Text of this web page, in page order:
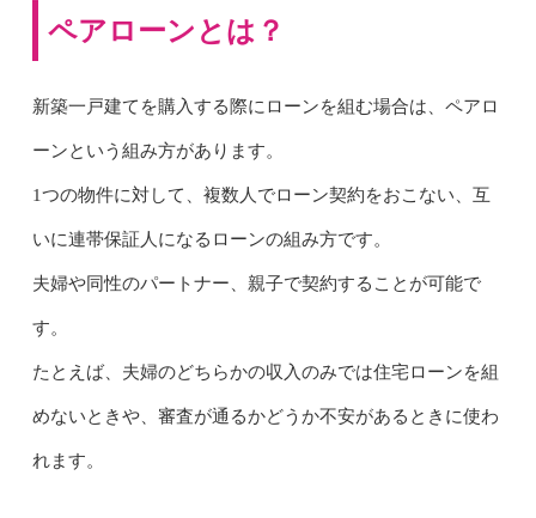
ペアローンとは？
新築一戸建てを購入する際にローンを組む場合は、ペアロ
ーンという組み方があります。
1つの物件に対して、複数人でローン契約をおこない、互
いに連帯保証人になるローンの組み方です。
夫婦や同性のパートナー、親子で契約することが可能で
す。
たとえば、夫婦のどちらかの収入のみでは住宅ローンを組
めないときや、審査が通るかどうか不安があるときに使わ
れます。